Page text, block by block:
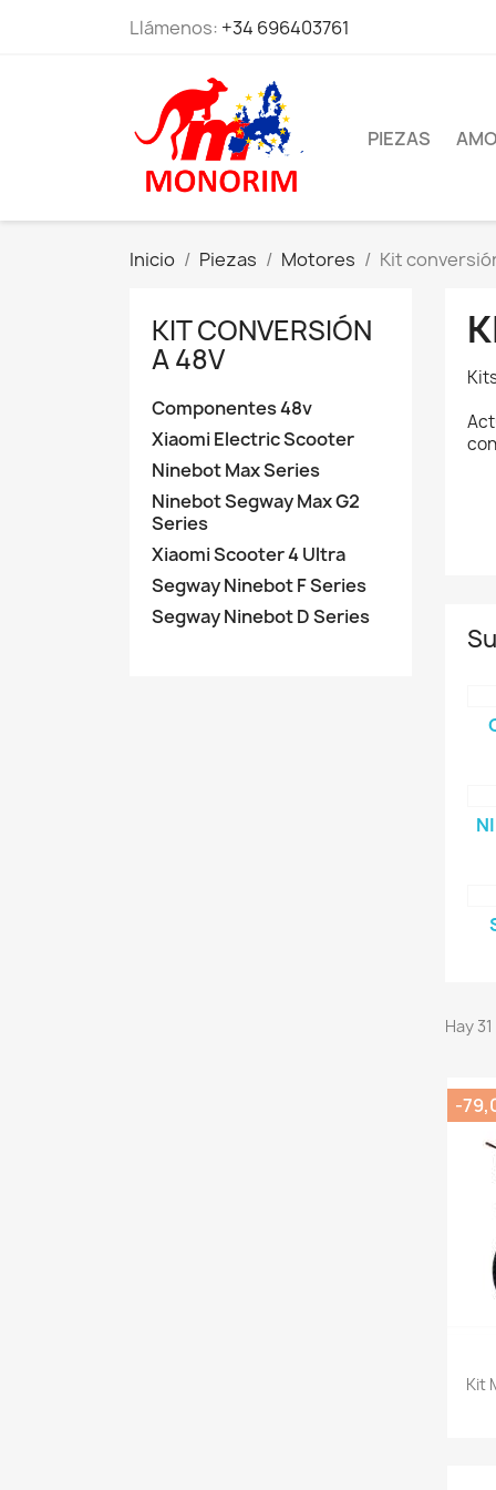
Llámenos: +34 696403761
PIEZAS
Inicio Piezas Motores Kit
KIT CONVERSIÓN
A 48V
Componentes 48v
Xiaomi Electric Scooter
Ninebot Max Series
Ninebot Segway Max G2
Series
Xiaomi Scooter 4 Ultra
Segway Ninebot F Series
Segway Ninebot D Series
Hay
Kit
-